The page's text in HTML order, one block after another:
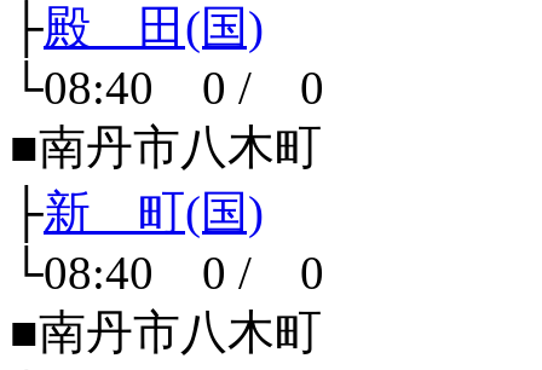
├殿 田(国)
└08:40 0 / 0
■南丹市八木町
├新 町(国)
└08:40 0 / 0
■南丹市八木町